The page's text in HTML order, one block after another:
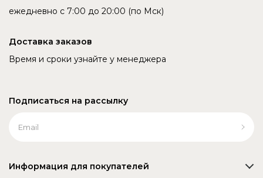
ежедневно с 7:00 до 20:00 (по Мск)
Доставка заказов
Время и сроки узнайте у менеджера
Подписаться на рассылку
Информация для покупателей